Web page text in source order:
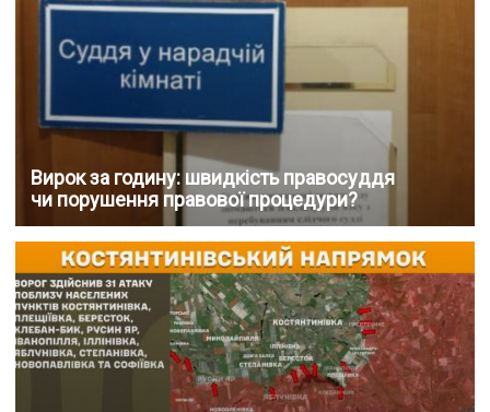
Вирок за годину: швидкість правосуддя
чи порушення правової процедури?